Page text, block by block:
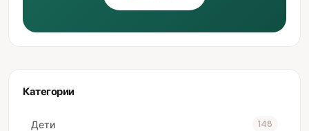
Категории
Дети 148